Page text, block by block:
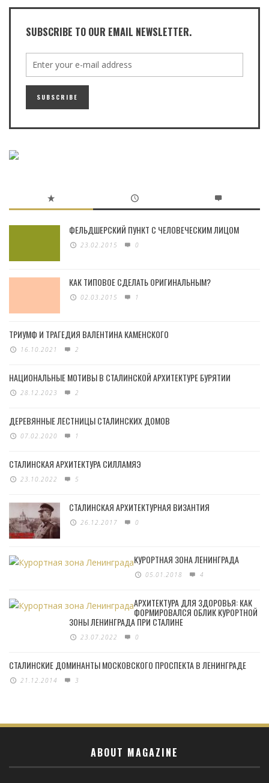
SUBSCRIBE TO OUR EMAIL NEWSLETTER.
ФЕЛЬДШЕРСКИЙ ПУНКТ С ЧЕЛОВЕЧЕСКИМ ЛИЦОМ
23.02.2015 0
КАК ТИПОВОЕ СДЕЛАТЬ ОРИГИНАЛЬНЫМ?
02.03.2015 1
ТРИУМФ И ТРАГЕДИЯ ВАЛЕНТИНА КАМЕНСКОГО
16.10.2021 2
НАЦИОНАЛЬНЫЕ МОТИВЫ В СТАЛИНСКОЙ АРХИТЕКТУРЕ БУРЯТИИ
28.12.2023 2
ДЕРЕВЯННЫЕ ЛЕСТНИЦЫ СТАЛИНСКИХ ДОМОВ
07.02.2020 1
СТАЛИНСКАЯ АРХИТЕКТУРА СИЛЛАМЯЭ
23.10.2022 5
СТАЛИНСКАЯ АРХИТЕКТУРНАЯ ВИЗАНТИЯ
26.12.2017 0
КУРОРТНАЯ ЗОНА ЛЕНИНГРАДА
05.01.2018 4
АРХИТЕКТУРА ДЛЯ ЗДОРОВЬЯ: КАК
ФОРМИРОВАЛСЯ ОБЛИК КУРОРТНОЙ
ЗОНЫ ЛЕНИНГРАДА ПРИ СТАЛИНЕ
23.07.2022 0
СТАЛИНСКИЕ ДОМИНАНТЫ МОСКОВСКОГО ПРОСПЕКТА В ЛЕНИНГРАДЕ
21.12.2014 3
ABOUT MAGAZINE